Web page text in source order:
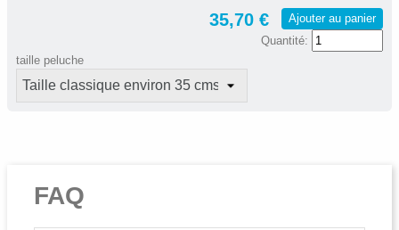
35,70 €
Ajouter au panier
Quantité:
taille peluche
FAQ